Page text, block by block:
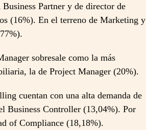
Partner y de director de
(16%). En el terreno de Marketing y
sobresale como la más
la de Project Manager (20%).
cuentan con una alta demanda de
Business Controller (13,04%). Por
of Compliance (18,18%).